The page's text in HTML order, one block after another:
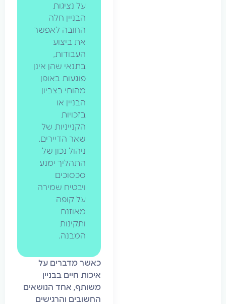
על נציגות
הבניין חלה
החובה לאפשר
את ביצוע
בתנאי שהן אינן
פוגעות באופן
מהותי בצביון
הקנייניות של
שאר הדיירים.
ניהול נכון של
התהליך ימנע
ויבטיח שמירה
כאשר מדברים על
איכות חיים בבניין
משותף, אחד הנושאים
החשובים והרגישים